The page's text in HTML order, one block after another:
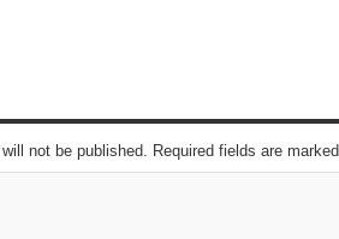
not be published. Required fields are marked